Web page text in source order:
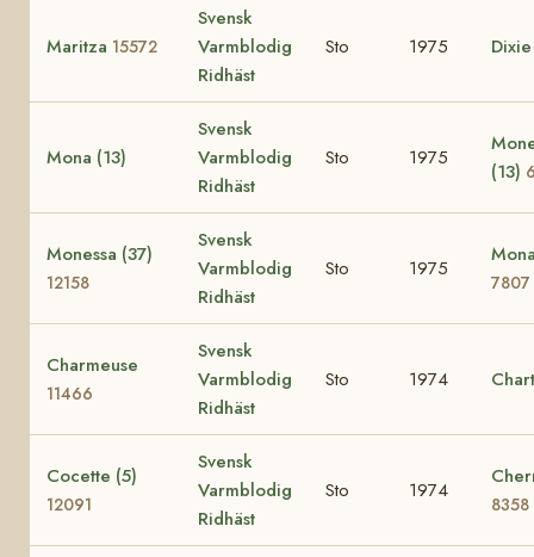
Maritza 15572
Svensk
Varmblodig
Ridhäst
Sto 1975
Mona (13)
Svensk
Varmblodig
Ridhäst
Sto 1975
(13)
Monessa (37)
12158
Svensk
Varmblodig
Ridhäst
Sto 1975
7807
Charmeuse
11466
Svensk
Varmblodig
Ridhäst
Sto 1974
Cocette (5)
12091
Svensk
Varmblodig
Ridhäst
Sto 1974
8358